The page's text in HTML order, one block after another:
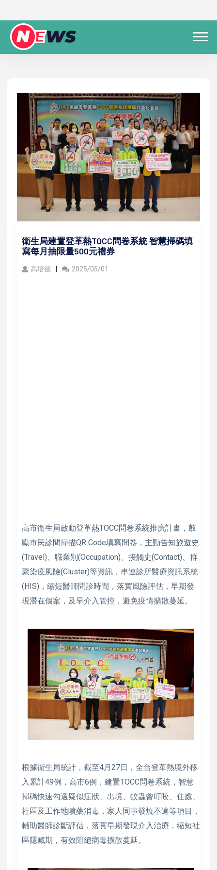
衛生局建置登革熱TOCC問卷系統 智慧掃碼填
寫每月抽限量500元禮券
高培德 2025/05/01
高市衛生局啟動登革熱TOCC問卷系統推廣計畫，鼓
勵市民診間掃描QR Code填寫問卷，主動告知旅遊史
(Travel)、職業別(Occupation)、接觸史(Contact)、群
聚染疫風險(Cluster)等資訊，串連診所醫療資訊系統
(HIS)，縮短醫師問診時間，落實風險評估，早期發
現潛在個案，及早介入管控，避免疫情擴散蔓延。
根據衛生局統計，截至4月27日，全台登革熱境外移
入累計49例，高市6例，建置TOCC問卷系統，智慧
掃碼快速勾選疑似症狀、出境、蚊蟲曾叮咬、住處、
社區及工作地噴藥消毒，家人同事發燒不適等項目，
輔助醫師診斷評估，落實早期發現介入治療，縮短社
區隱藏期，有效阻絕病毒擴散蔓延。